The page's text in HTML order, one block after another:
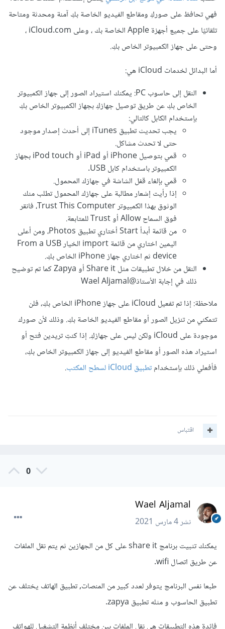
فهي تحافظ على صوركِ ومقاطع الفيديو الخاصة بكِ آمنة ومحدثة ومتاحة
تلقائيًا على جميع أجهزة Apple الخاصة بك ، وعلى iCloud.com ،
وحتى على جهاز الكمبيوتر الخاص بكِ.
أما البدائل لخدمات iCloud هي:
النقل إلى حاسوب PC: يمكنك استيراد الصور إلى جهاز الكمبيوتر
الخاص بكِ عن طريق توصيل جهازكِ بجهاز الكمبيوتر الخاص بكِ
بإستخدام الكابل كالتالي:
يجب تحديث تطبيق iTunes إلى أحدث إصدار موجود
حتى لا تحدث مشاكل.
قمي بتوصيل iPhone أو iPad أو iPod touch بجهاز
الكمبيوتر باستخدام كابل USB.
قمي بإلغاء قفل الشاشة في جهازك المحمول.
إذا رأيت إشعار مطالبة على جهازك المحمول تطلب منك
الوثوق بهذا الكمبيوتر Trust This Computer، فانقر
فوق السماح Allow أو Trust للمتابعة.
من قائمة أبدأ Start أختاري تطبيق Photos، ومن أعلى
اليمين اختاري من قائمة import الخيار From a USB
device ثم اختاري جهاز iPhone الخاص بكِ.
النقل من خلال تطبيقات مثل Share it أو Zapya كما تم توضيح
ذلك في إجابة الأستاذ@Wael Aljamal
ملاحظة: إذا تم تفعيل iCloud على جهاز iPhone الخاص بكِ، فلن
تتمكني من تنزيل الصور أو مقاطع الفيديو الخاصة بكِ. وذلك لأن صورك
موجودة على iCloud ولكن ليس على جهازكِ. إذا كنتِ تريدين فتح أو
استيراد هذه الصور أو مقاطع الفيديو إلى جهاز الكمبيوتر الخاص بكِ،
فأفعلي ذلك بإستخدامتطبيق iCloud لسطح المكتب .
اقتباس
0
Wael Aljamal
نشر4 مارس 2021
يمكنك تثبيت برنامج share it على كل من الجهازين ثم يتم نقل الملفات
عن طريق اتصال wifi.
طبعا نفس البرنامج يتوفر لعدد كبير من المنصات, تطبيق الهاتف يختلف عن
تطبيق الحاسوب و مثله تطبيق zapya.